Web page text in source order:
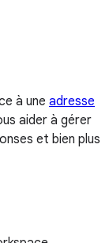
à une adresse
aider à gérer
et bien plus